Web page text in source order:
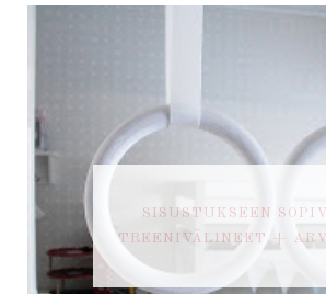
SISUSTUKSEEN
TREENIVÄLINEET +